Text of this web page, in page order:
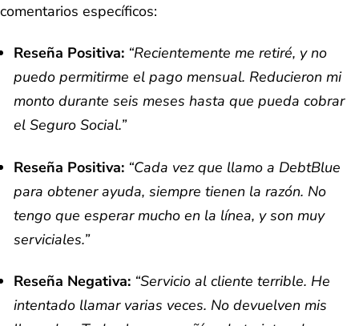
comentarios específicos:
Reseña Positiva: “Recientemente me retiré, y no
puedo permitirme el pago mensual. Reducieron mi
monto durante seis meses hasta que pueda cobrar
el Seguro Social.”
Reseña Positiva: “Cada vez que llamo a DebtBlue
para obtener ayuda, siempre tienen la razón. No
tengo que esperar mucho en la línea, y son muy
serviciales.”
Reseña Negativa: “Servicio al cliente terrible. He
intentado llamar varias veces. No devuelven mis